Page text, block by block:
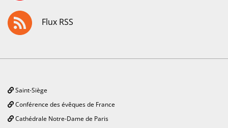
Flux RSS
Saint-Siège
Conférence des évêques de France
Cathédrale Notre-Dame de Paris